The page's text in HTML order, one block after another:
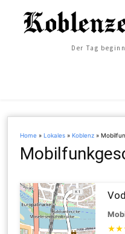
Der Tag
Home »Lokales »Koblenz »
★★